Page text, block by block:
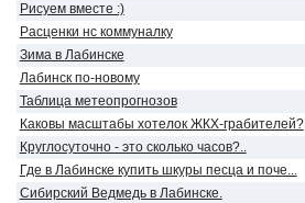
Рисуем вместе :)
Расценки нс коммуналку
Зима в Лабинске
Лабинск по-новому
Таблица метеопрогнозов
Каковы масштабы хотелок ЖКХ-грабителей?
Круглосуточно - это сколько часов?..
Где в Лабинске купить шкуры песца и поче...
Сибирский Ведмедь в Лабинске.